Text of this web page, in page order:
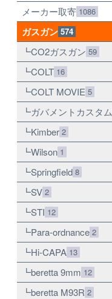
メーカー取寄 1086
ガスガン 574
CO2ガスガン 59
COLT 16
COLT MOVIE 5
ガバメントカスタム
Kimber 2
Wilson 1
Springfield 8
SV 2
STI 12
Para-ordnance 2
Hi-CAPA 13
beretta 9mm 12
beretta M93R 2